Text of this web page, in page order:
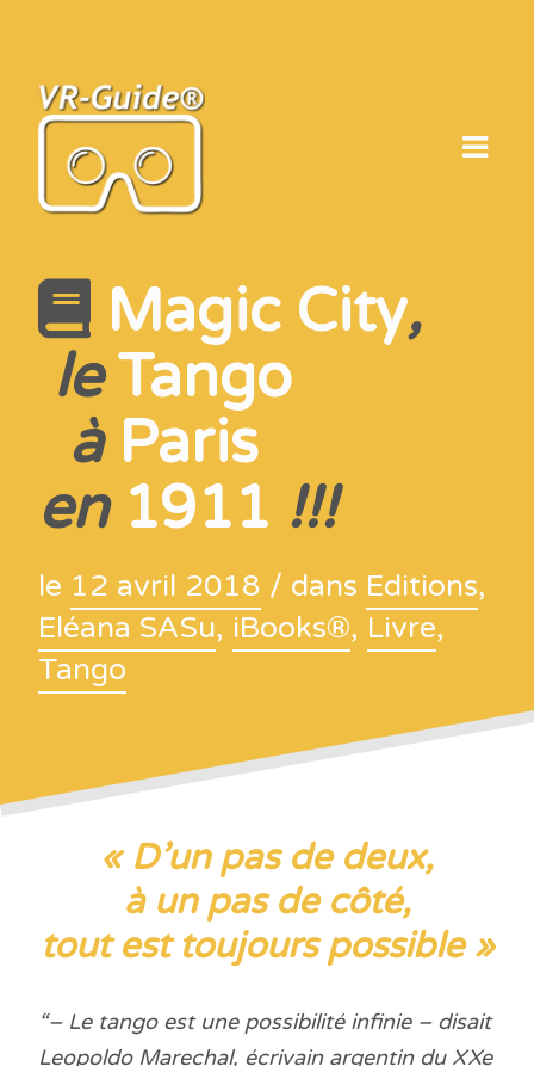
content
Magic City,
le Tango
à Paris
en 1911 !!!
le 12 avril 2018 / dans Editions,
Eléana SASu, iBooks®, Livre,
Tango
« D’un pas de deux,
à un pas de côté,
tout est toujours possible »
“– Le tango est une possibilité infinie – disait
Leopoldo Marechal, écrivain argentin du XXe